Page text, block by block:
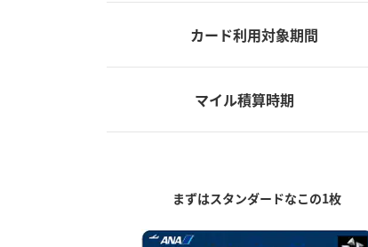
カード利用対象期間
マイル積算時期
まずはスタンダードなこの1枚